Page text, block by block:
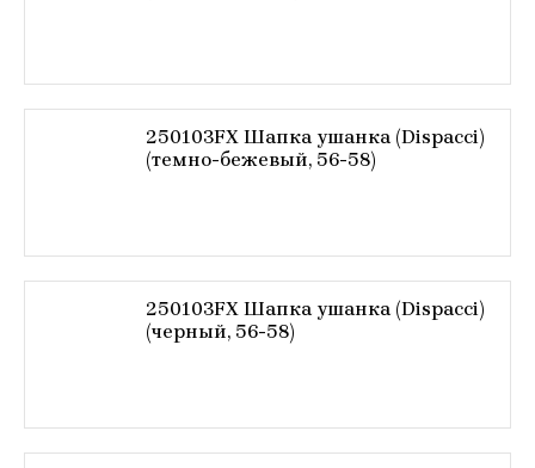
250103FX Шапка ушанка (Dispacci)
(темно-бежевый, 56-58)
250103FX Шапка ушанка (Dispacci)
(черный, 56-58)